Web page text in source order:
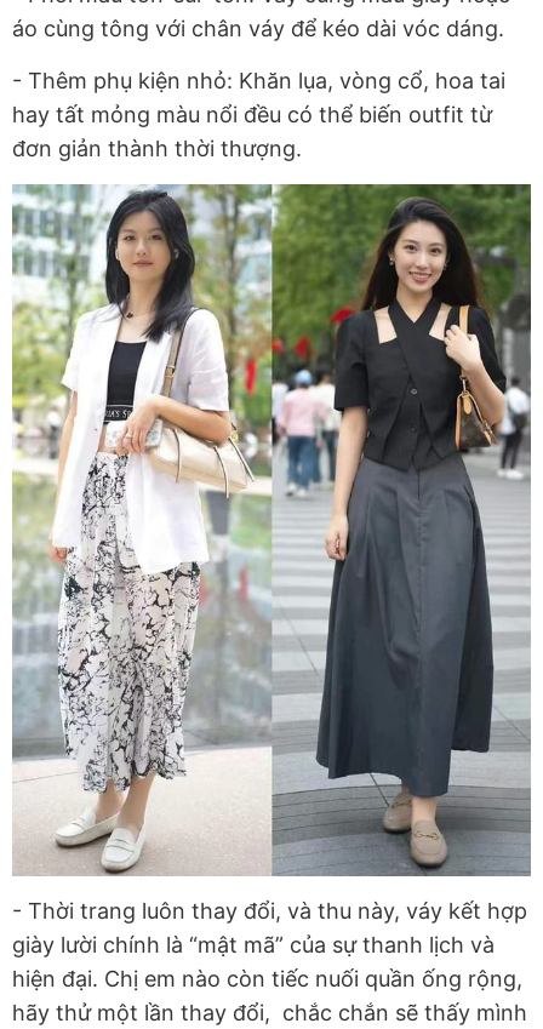
áo cùng tông với chân váy để kéo dài vóc dáng.
- Thêm phụ kiện nhỏ: Khăn lụa, vòng cổ, hoa tai
hay tất mỏng màu nổi đều có thể biến outfit từ
đơn giản thành thời thượng.
- Thời trang luôn thay đổi, và thu này, váy kết hợp
giày lười chính là “mật mã” của sự thanh lịch và
hiện đại. Chị em nào còn tiếc nuối quần ống rộng,
hãy thử một lần thay đổi, chắc chắn sẽ thấy mình